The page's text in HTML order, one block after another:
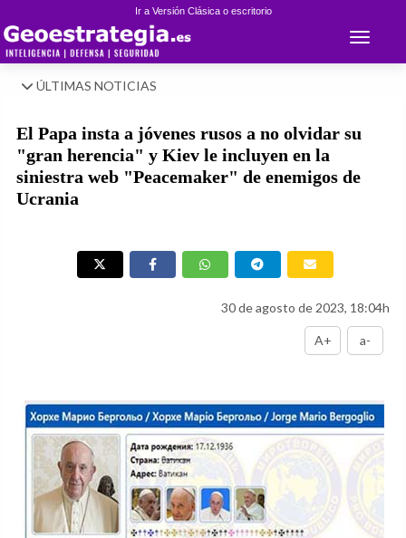
Ir a Versión Clásica o escritorio
Toggle
ÚLTIMAS NOTICIAS
El Papa insta a jóvenes rusos a no olvidar su
"gran herencia" y Kiev le incluyen en la
siniestra web "Peacemaker" de enemigos de
Ucrania
30 de agosto de 2023, 18:04h
A+ a-